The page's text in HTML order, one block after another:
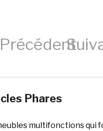
Précédent
Phares
multifonctions qui